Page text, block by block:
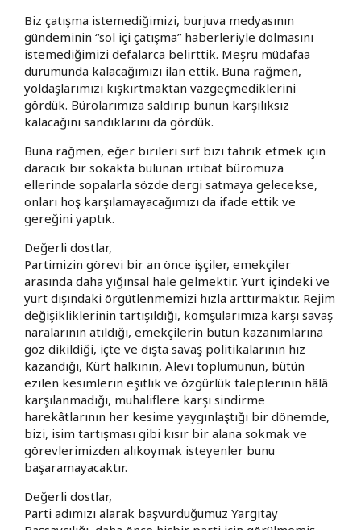
Biz çatışma istemediğimizi, burjuva medyasının
gündeminin “sol içi çatışma” haberleriyle dolmasını
istemediğimizi defalarca belirttik. Meşru müdafaa
durumunda kalacağımızı ilan ettik. Buna rağmen,
yoldaşlarımızı kışkırtmaktan vazgeçmediklerini
gördük. Bürolarımıza saldırıp bunun karşılıksız
kalacağını sandıklarını da gördük.
Buna rağmen, eğer birileri sırf bizi tahrik etmek için
daracık bir sokakta bulunan irtibat büromuza
ellerinde sopalarla sözde dergi satmaya gelecekse,
onları hoş karşılamayacağımızı da ifade ettik ve
gereğini yaptık.
Değerli dostlar,
Partimizin görevi bir an önce işçiler, emekçiler
arasında daha yığınsal hale gelmektir. Yurt içindeki ve
yurt dışındaki örgütlenmemizi hızla arttırmaktır. Rejim
değişikliklerinin tartışıldığı, komşularımıza karşı savaş
naralarının atıldığı, emekçilerin bütün kazanımlarına
göz dikildiği, içte ve dışta savaş politikalarının hız
kazandığı, Kürt halkının, Alevi toplumunun, bütün
ezilen kesimlerin eşitlik ve özgürlük taleplerinin hâlâ
karşılanmadığı, muhaliflere karşı sindirme
harekâtlarının her kesime yaygınlaştığı bir dönemde,
bizi, isim tartışması gibi kısır bir alana sokmak ve
görevlerimizden alıkoymak isteyenler bunu
başaramayacaktır.
Değerli dostlar,
Parti adımızı alarak başvurduğumuz Yargıtay